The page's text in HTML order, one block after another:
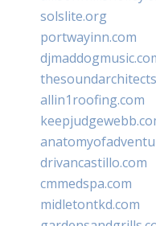
solslite.org
portwayinn.com
allin1roofing.com
drivancastillo.com
cmmedspa.com
midletontkd.com